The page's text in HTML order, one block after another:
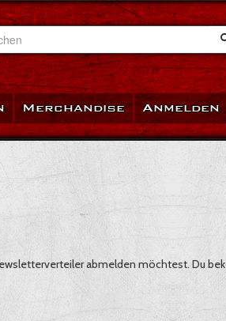
Merchandise Anmelden
abmelden möchtest. Du